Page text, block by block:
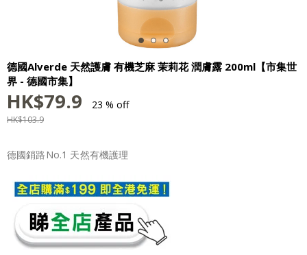
德國Alverde 天然護膚 有機芝麻 茉莉花 潤膚露 200ml【市集世
界 - 德國市集】
HK$79.9 23 % off
HK$103.9
德國銷路No.1 天然有機護理